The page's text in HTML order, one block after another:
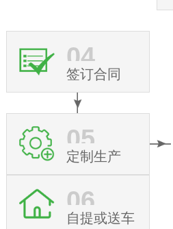
04
签订合同
05
定制生产
06
自提或送车